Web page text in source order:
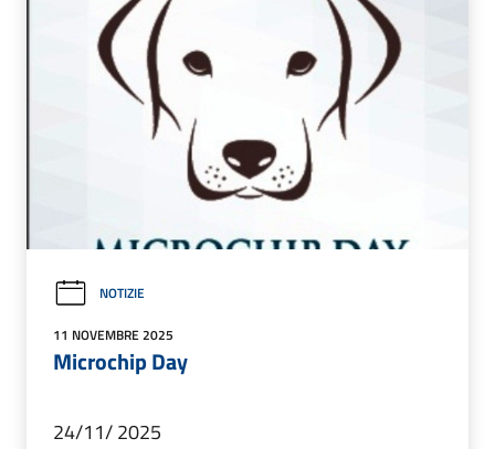
NOTIZIE
11 NOVEMBRE 2025
Microchip Day
24/11/ 2025